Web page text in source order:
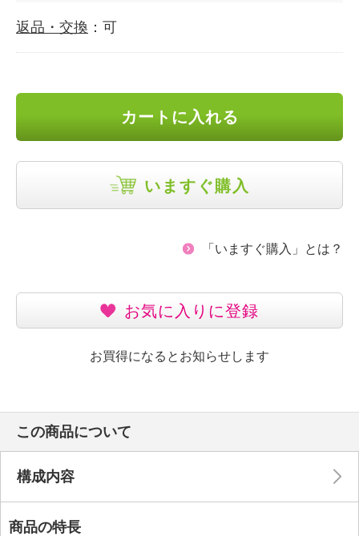
返品・交換 ：可
カートに入れる
いますぐ購入
「いますぐ購入」とは？
お気に入りに登録
お買得になるとお知らせします
この商品について
構成内容
商品の特長